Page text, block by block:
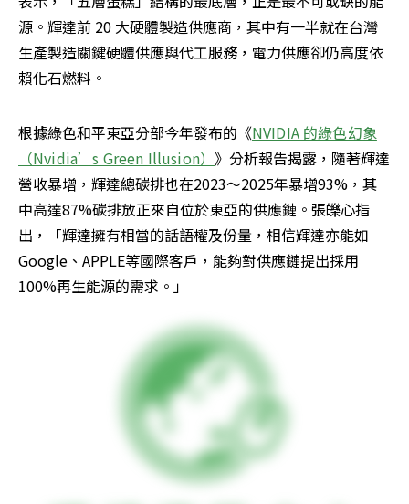
源。輝達前 20 大硬體製造供應商，其中有一半就在台灣
生產製造關鍵硬體供應與代工服務，電力供應卻仍高度依
賴化石燃料。
根據綠色和平東亞分部今年發布的《NVIDIA 的綠色幻象
（Nvidia’s Green Illusion）》分析報告揭露，隨著輝達
營收暴增，輝達總碳排也在2023～2025年暴增93%，其
中高達87%碳排放正來自位於東亞的供應鏈。張皪心指
出，「輝達擁有相當的話語權及份量，相信輝達亦能如
Google、APPLE等國際客戶，能夠對供應鏈提出採用
100%再生能源的需求。」